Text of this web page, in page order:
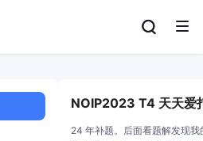
NOIP2023 T4 天天爱
24 年补题。后面看题解发现